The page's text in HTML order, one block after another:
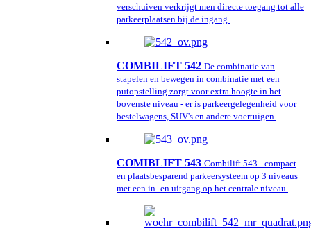
verschuiven verkrijgt men directe toegang tot alle
parkeerplaatsen bij de ingang.
COMBILIFT 542 De combinatie van
stapelen en bewegen in combinatie met een
putopstelling zorgt voor extra hoogte in het
bovenste niveau - er is parkeergelegenheid voor
bestelwagens, SUV's en andere voertuigen.
COMIBLIFT 543 Combilift 543 - compact
en plaatsbesparend parkeersysteem op 3 niveaus
met een in- en uitgang op het centrale niveau.